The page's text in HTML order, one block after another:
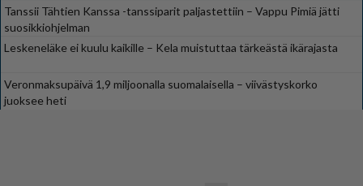
Tanssii Tähtien Kanssa -tanssiparit paljastettiin – Vappu Pimiä jätti
suosikkiohjelman
Leskeneläke ei kuulu kaikille – Kela muistuttaa tärkeästä ikärajasta
Veronmaksupäivä 1,9 miljoonalla suomalaisella – viivästyskorko
juoksee heti